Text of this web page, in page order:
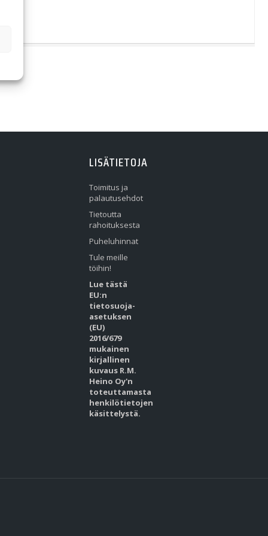
LISÄTIETOJA
Toimitus ja
palautusehdot
Tietoutta
rahoituksesta
Puheluhinnat
Tule meille
töihin!
Lue tästä
EU:n
tietosuoja-
asetuksen
(EU)
2016/679
mukainen
kirjallinen
kuvaus R.M.
Heino Oy'n
toteuttamasta
henkilötietojen
käsittelystä.